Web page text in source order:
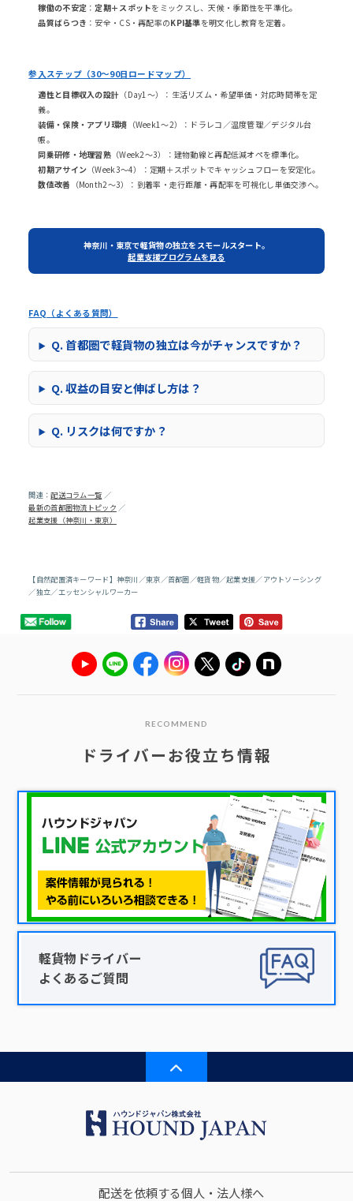
稼働の不安定 ：定期＋スポットをミックスし、天候・季節性を平準化。
品質ばらつき ：安全・CS・再配率のKPI基準を明文化し教育を定着。
参入ステップ（30〜90日ロードマップ）
適性と目標収入の設計 （Day1〜）：生活リズム・希望単価・対応時間帯を定
義。
装備・保険・アプリ環境 （Week1〜2）：ドラレコ／温度管理／デジタル台
帳。
同乗研修・地理習熟 （Week2〜3）：建物動線と再配低減オペを標準化。
初期アサイン （Week3〜4）：定期＋スポットでキャッシュフローを安定化。
数値改善 （Month2〜3）：到着率・走行距離・再配率を可視化し単価交渉へ。
神奈川・東京で軽貨物の独立をスモールスタート。
起業支援プログラムを見る
FAQ（よくある質問）
Q. 首都圏で軽貨物の独立は今がチャンスですか？
Q. 収益の目安と伸ばし方は？
Q. リスクは何ですか？
関連：配送コラム一覧 ／
最新の首都圏物流トピック ／
起業支援（神奈川・東京）
【自然配置済キーワード】神奈川／東京／首都圏／軽貨物／起業支援／アウトソーシング
／独立／エッセンシャルワーカー
RECOMMEND
ドライバーお役立ち情報
軽貨物ドライバー
よくあるご質問
配送を依頼する個人・法人様へ